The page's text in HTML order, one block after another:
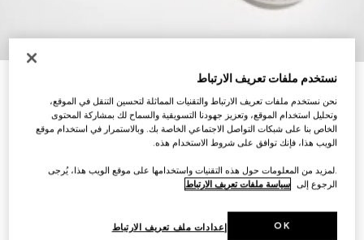
حذاء سنيكرز للأطفال
نستخدم ملفات تعريف الارتباط
نحن نستخدم ملفات تعريف الارتباط والتقنيات المماثلة لتحسين التنقل في الموقع،
وتحليل استخدام الموقع، وتعزيز جهودنا التسويقية والسماح لك بمشاركة المحتوى
الخاص بنا على شبكات التواصل الاجتماعي الخاصة بك. وبالاستمرار في استخدام موقع
الويب هذا، فإنك توافق على شروط الاستخدام هذه.
.لمزيد من المعلومات حول هذه التقنيات واستخدامها على موقع الويب هذا، يُرجى
الرجوع إلى سياسة ملفات تعريف الارتباط
إعدادات ملف تعريف الارتباط OK